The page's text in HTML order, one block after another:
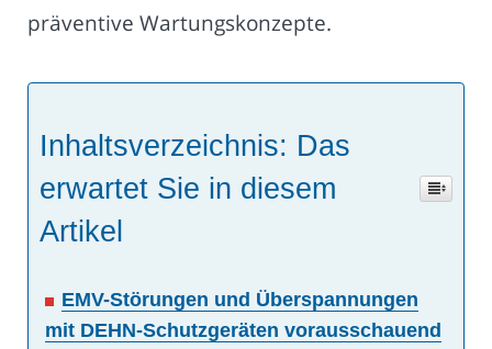
präventive Wartungskonzepte.
Inhaltsverzeichnis: Das
erwartet Sie in diesem
Artikel
EMV-Störungen und Überspannungen
mit DEHN-Schutzgeräten vorausschauend